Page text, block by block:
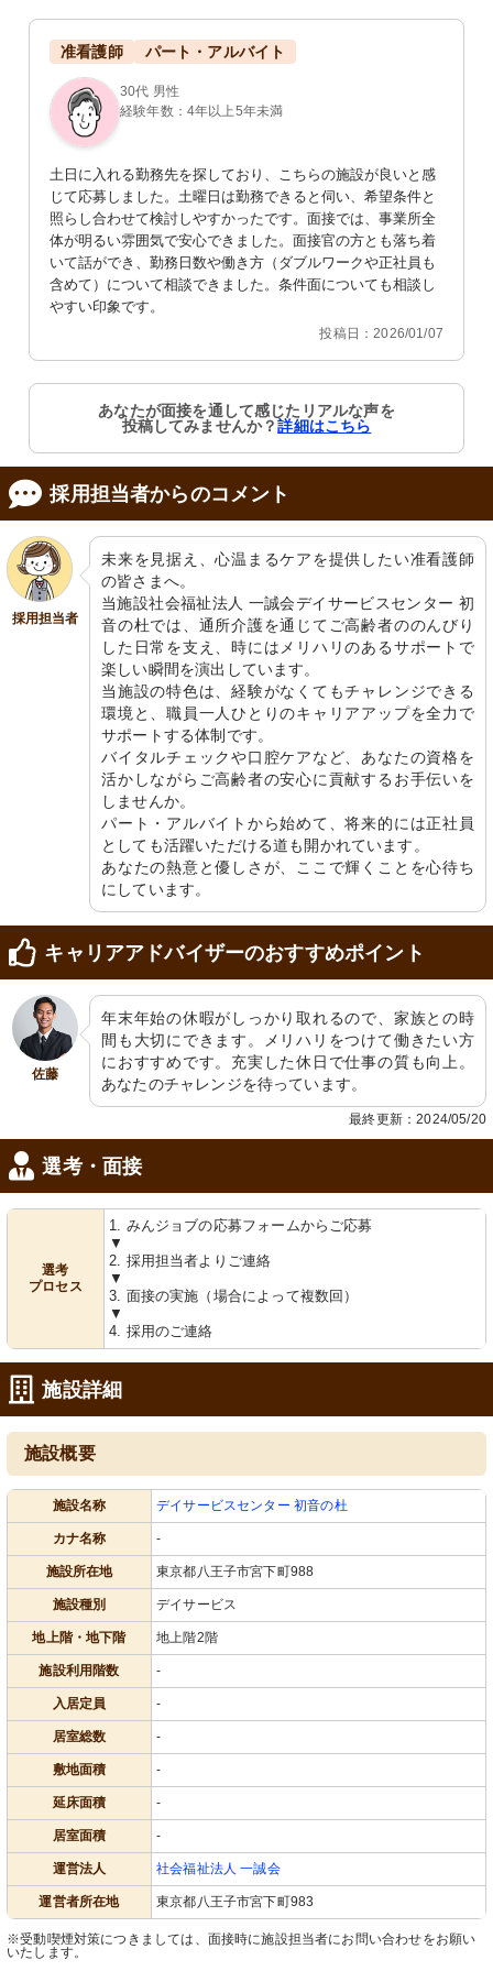
准看護師 パート・アルバイト
30代 男性
経験年数：4年以上5年未満
土日に入れる勤務先を探しており、こちらの施設が良いと感
じて応募しました。土曜日は勤務できると伺い、希望条件と
照らし合わせて検討しやすかったです。面接では、事業所全
体が明るい雰囲気で安心できました。面接官の方とも落ち着
いて話ができ、勤務日数や働き方（ダブルワークや正社員も
含めて）について相談できました。条件面についても相談し
やすい印象です。
投稿日：2026/01/07
あなたが面接を通して感じたリアルな声を
投稿してみませんか？詳細はこちら
採用担当者からのコメント
採用担当者
未来を見据え、心温まるケアを提供したい准看護師
の皆さまへ。
当施設社会福祉法人 一誠会デイサービスセンター 初
音の杜では、通所介護を通じてご高齢者ののんびり
した日常を支え、時にはメリハリのあるサポートで
楽しい瞬間を演出しています。
当施設の特色は、経験がなくてもチャレンジできる
環境と、職員一人ひとりのキャリアアップを全力で
サポートする体制です。
バイタルチェックや口腔ケアなど、あなたの資格を
活かしながらご高齢者の安心に貢献するお手伝いを
しませんか。
パート・アルバイトから始めて、将来的には正社員
としても活躍いただける道も開かれています。
あなたの熱意と優しさが、ここで輝くことを心待ち
にしています。
キャリアアドバイザーのおすすめポイント
佐藤
年末年始の休暇がしっかり取れるので、家族との時
間も大切にできます。メリハリをつけて働きたい方
におすすめです。充実した休日で仕事の質も向上。
あなたのチャレンジを待っています。
最終更新：2024/05/20
選考・面接
選考
プロセス
1. みんジョブの応募フォームからご応募
▼
2. 採用担当者よりご連絡
▼
3. 面接の実施（場合によって複数回）
▼
4. 採用のご連絡
施設詳細
施設概要
施設名称 デイサービスセンター 初音の杜
カナ名称 -
施設所在地 東京都八王子市宮下町988
施設種別 デイサービス
地上階・地下階 地上階2階
施設利用階数 -
入居定員 -
居室総数 -
敷地面積 -
延床面積 -
居室面積 -
運営法人 社会福祉法人 一誠会
運営者所在地 東京都八王子市宮下町983
※受動喫煙対策につきましては、面接時に施設担当者にお問い合わせをお願い
いたします。